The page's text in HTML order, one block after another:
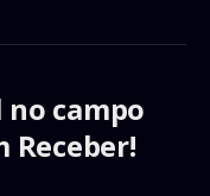
campo
Receber!